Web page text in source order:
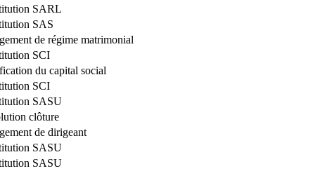
SARL
SAS
de régime matrimonial
SCI
du capital social
SCI
SASU
clôture
de dirigeant
SASU
SASU